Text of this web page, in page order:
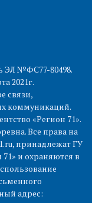
ЭЛ №ФС77-80498.
2021г.
связи,
коммуникаций.
«Регион 71».
Все права на
принадлежат ГУ
и охраняются в
адрес: